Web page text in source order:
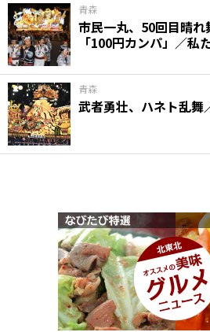
青森
市民一丸、50回目晴
「100円カンパ」／私
青森
武者勇壮、ハネト乱舞